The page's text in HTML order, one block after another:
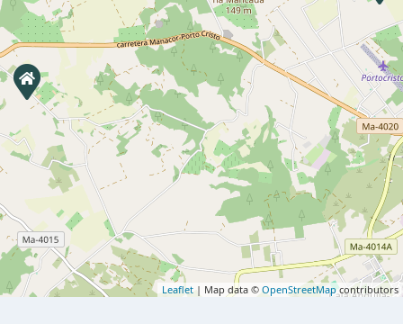
Leaflet | Map data © OpenStreetMapcontributors